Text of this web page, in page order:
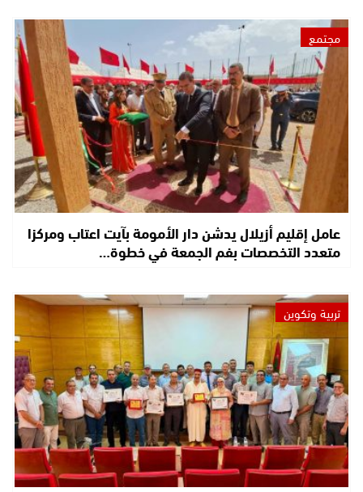
مجتمع
عامل إقليم أزيلال يدشن دار الأمومة بآيت اعتاب ومركزا
متعدد التخصصات بفم الجمعة في خطوة…
تربية وتكوين